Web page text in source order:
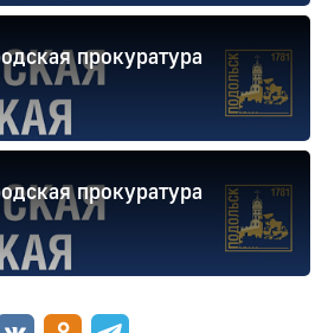
прокуратура
прокуратура